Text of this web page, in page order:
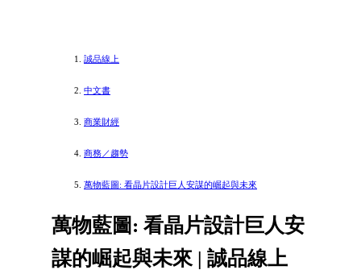
誠品線上
中文書
商業財經
商務／趨勢
萬物藍圖: 看晶片設計巨人安謀的崛起與未來
萬物藍圖: 看晶片設計巨人安
謀的崛起與未來 | 誠品線上